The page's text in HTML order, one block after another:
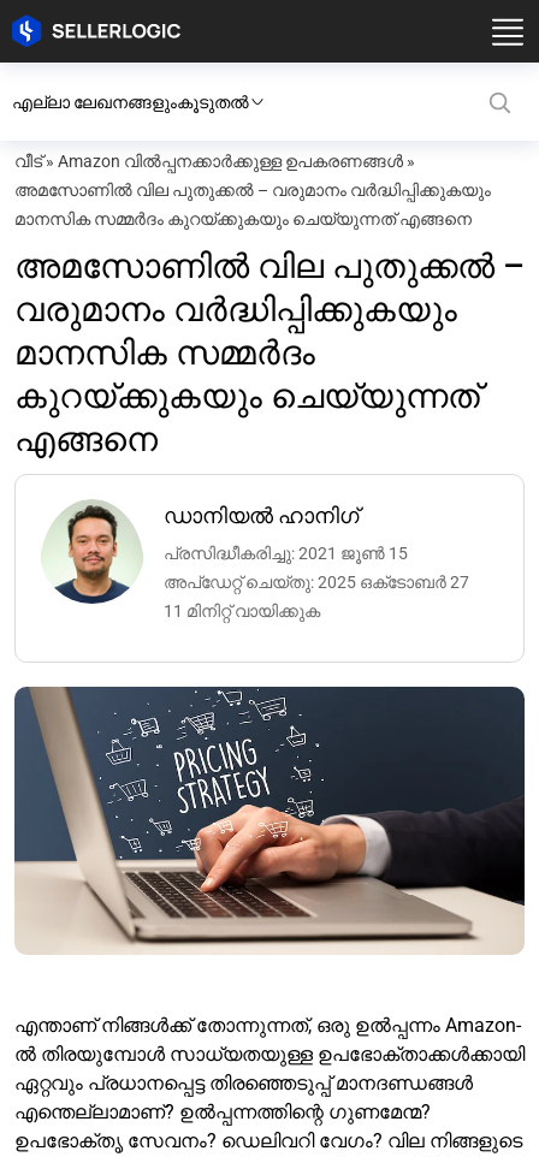
എല്ലാ ലേഖനങ്ങളുംകൂടുതൽ
വീട്» Amazon വിൽപ്പനക്കാർക്കുള്ള ഉപകരണങ്ങൾ »
അമസോണിൽ വില പുതുക്കൽ – വരുമാനം വർദ്ധിപ്പിക്കുകയും
മാനസിക സമ്മർദം കുറയ്ക്കുകയും ചെയ്യുന്നത് എങ്ങനെ
അമസോണിൽ വില പുതുക്കൽ –
വരുമാനം വർദ്ധിപ്പിക്കുകയും
മാനസിക സമ്മർദം
കുറയ്ക്കുകയും ചെയ്യുന്നത്
എങ്ങനെ
ഡാനിയൽ ഹാനിഗ്
പ്രസിദ്ധീകരിച്ചു: 2021 ജൂൺ 15
അപ്‌ഡേറ്റ് ചെയ്‌തു: 2025 ഒക്‌ടോബർ 27
11 മിനിറ്റ് വായിക്കുക
എന്താണ് നിങ്ങൾക്ക് തോന്നുന്നത്, ഒരു ഉൽപ്പന്നം Amazon-
ൽ തിരയുമ്പോൾ സാധ്യതയുള്ള ഉപഭോക്താക്കൾക്കായി
ഏറ്റവും പ്രധാനപ്പെട്ട തിരഞ്ഞെടുപ്പ് മാനദണ്ഡങ്ങൾ
എന്തെല്ലാമാണ്? ഉൽപ്പന്നത്തിന്റെ ഗുണമേന്മ?
ഉപഭോക്തൃ സേവനം? ഡെലിവറി വേഗം? വില നിങ്ങളുടെ